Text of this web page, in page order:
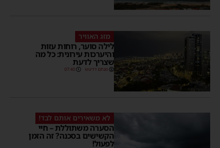
מזג האוויר
לילה סוער, רוחות עזות
והיערכות עירונית: כל מה
שצריך לדעת
מנחם דויטש 07:40
לא משאירים אותם לבד!
הסערה משתוללת – חיי
הקשישים בסכנה? זה הזמן
לפעול!